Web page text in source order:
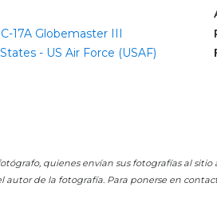
17A Globemaster III
- US Air Force (USAF)
quienes envían sus fotografías al
de la fotografía. Para ponerse en